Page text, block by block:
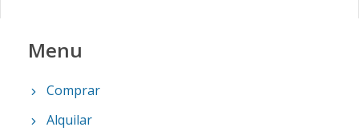
Menu
Comprar
Alquilar